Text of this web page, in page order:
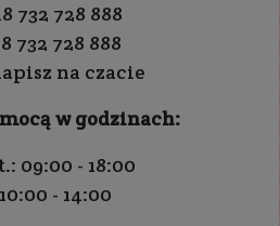
732 728 888
732 728 888
na czacie
w godzinach:
09:00 - 18:00
- 14:00